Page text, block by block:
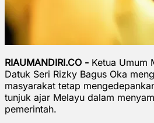
RIAUMANDIRI.CO - Ketua Umum
Datuk Seri Rizky Bagus Oka
masyarakat tetap
tunjuk ajar Melayu dalam
pemerintah.